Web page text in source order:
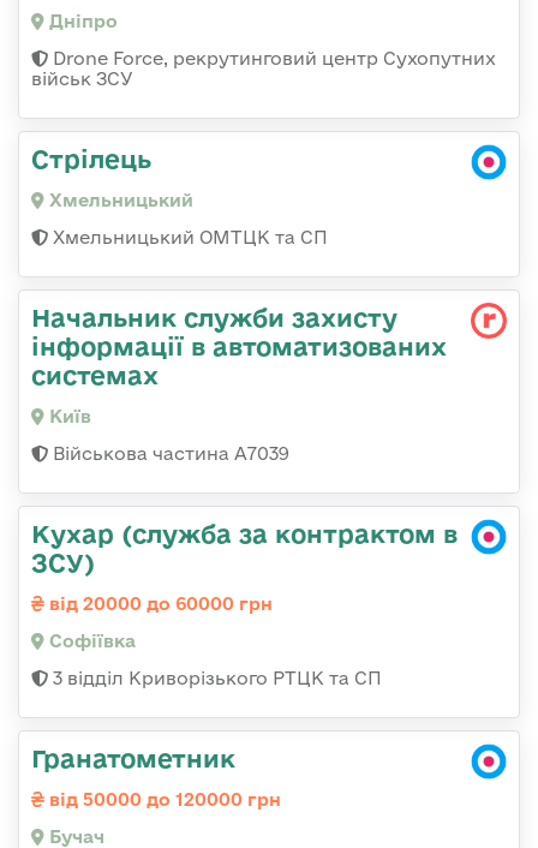
Дніпро
Drone Force, рекрутинговий центр Сухопутних
військ ЗСУ
Стрілець
Хмельницький
Хмельницький ОМТЦК та СП
Начальник служби захисту
інформації в автоматизованих
системах
Київ
Військова частина А7039
Кухар (служба за контрактом в
ЗСУ)
від 20000 до 60000 грн
Софіївка
3 відділ Криворізького РТЦК та СП
Гранатометник
від 50000 до 120000 грн
Бучач